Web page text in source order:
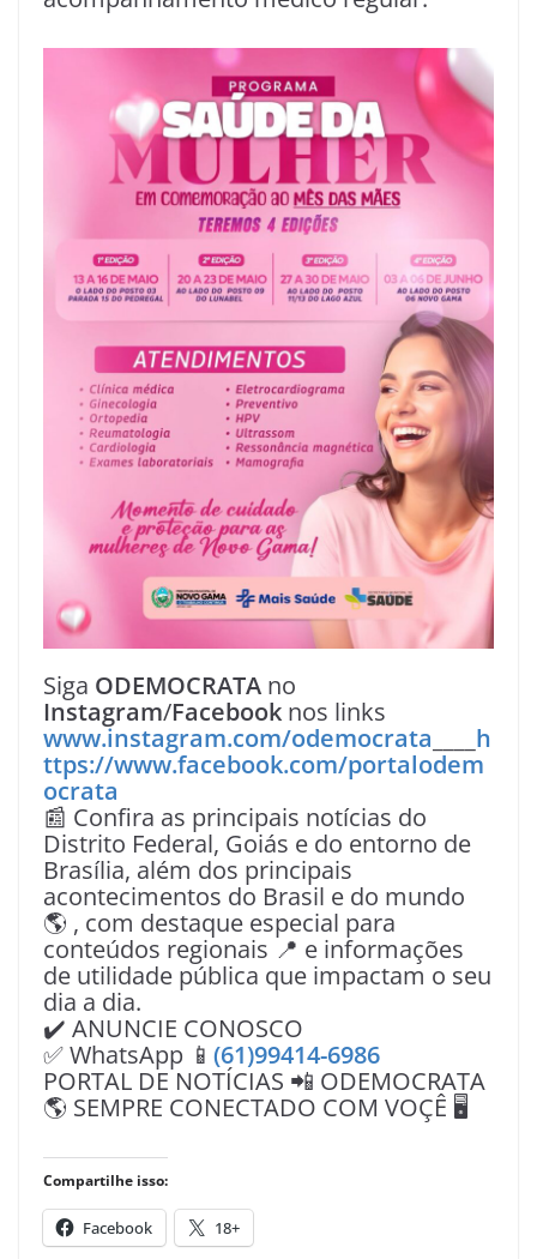
Siga ODEMOCRATA no
Instagram/Facebook nos links
www.instagram.com/odemocrata
h
ttps://www.facebook.com/portalodem
ocrata
📰 Confira as principais notícias do
Distrito Federal, Goiás e do entorno de
Brasília, além dos principais
acontecimentos do Brasil e do mundo
🌎 , com destaque especial para
conteúdos regionais 📍 e informações
de utilidade pública que impactam o seu
dia a dia.
✔️ ANUNCIE CONOSCO
✅ WhatsApp 📱 (61)99414-6986
PORTAL DE NOTÍCIAS 📲 ODEMOCRATA
🌎 SEMPRE CONECTADO COM VOÇÊ 🖥️
Compartilhe isso:
Facebook 18+